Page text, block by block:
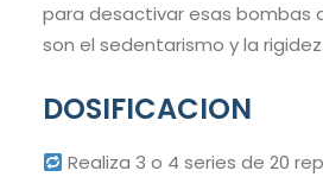
para desactivar esas bombas
son el sedentarismo y la rigidez.
DOSIFICACION
Realiza 3 o 4 series de 20